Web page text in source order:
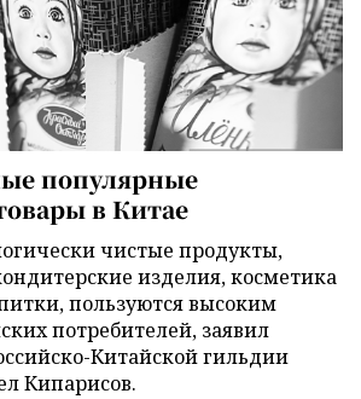
популярные
в Китае
чистые продукты,
изделия, косметика
пользуются высоким
потребителей, заявил
Китайской гильдии
Кипарисов.